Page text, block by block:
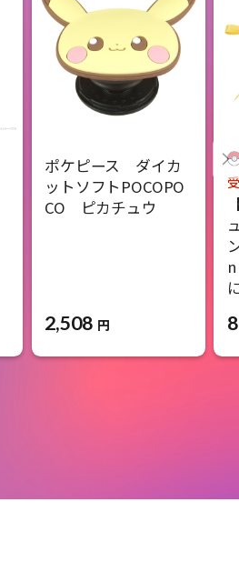
ポケピース ダイカ
ットソフトPOCOPO
CO ピカチュウ
2,508 円